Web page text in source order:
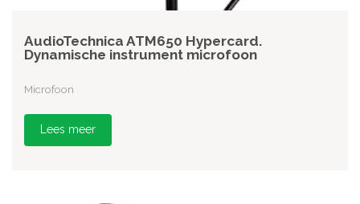
AudioTechnica ATM650 Hypercard.
Dynamische instrument microfoon
Microfoon
Lees meer